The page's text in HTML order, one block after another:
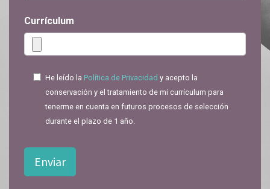
Currículum
He leído la Política de Privacidad y acepto la
conservación y el tratamiento de mi currículum para
tenerme en cuenta en futuros procesos de selección
durante el plazo de 1 año.
Enviar